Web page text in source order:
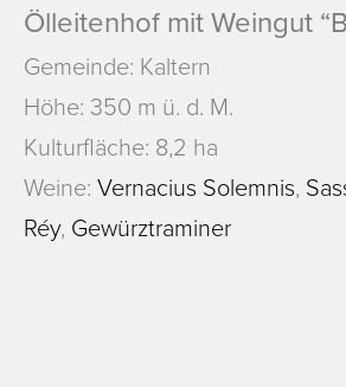
Ölleitenhof mit Weingut
Gemeinde: Kaltern
Höhe: 350 m ü. d. M.
Kulturfläche: 8,2 ha
Weine: Vernacius Solemnis,
Réy, Gewürztraminer